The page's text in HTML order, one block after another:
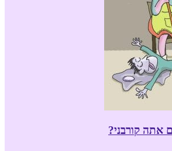
אתה קורבני?